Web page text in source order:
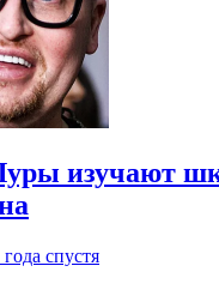
изучают
года спустя